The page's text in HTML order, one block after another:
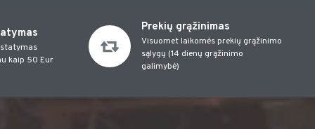
kaip 50 Eur
Prekių grąžinimas
Visuomet laikomės prekių grąžinimo
sąlygų (14 dienų grąžinimo
galimybė)